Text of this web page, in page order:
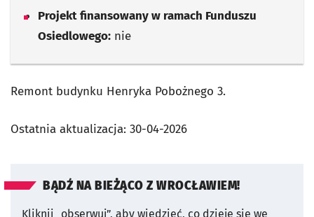
Projekt finansowany w ramach Funduszu
Osiedlowego: nie
Remont budynku Henryka Pobożnego 3.
Ostatnia aktualizacja: 30-04-2026
BĄDŹ NA BIEŻĄCO Z WROCŁAWIEM!
Kliknij „obserwuj”, aby wiedzieć, co dzieje się we